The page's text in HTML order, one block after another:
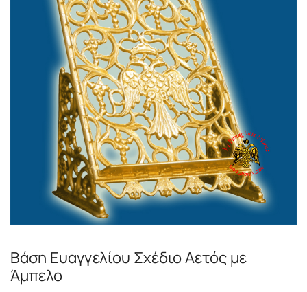
Βάση Ευαγγελίου Σχέδιο Αετός με
Άμπελο